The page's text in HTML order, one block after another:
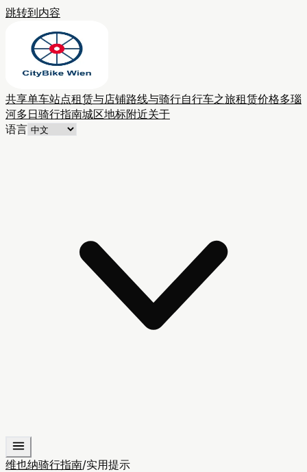
跳转到内容
共享单车站点租赁与店铺路线与骑行自行车之旅租赁价格多瑙
河多日骑行指南城区地标附近关于
语言
维也纳骑行指南/实用提示